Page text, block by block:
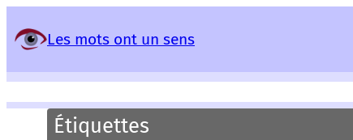
Les mots ont un sens
Étiquettes
Panneau de gestion des services